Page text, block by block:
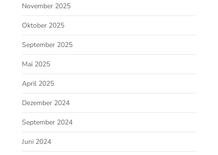
November 2025
Oktober 2025
September 2025
Mai 2025
April 2025
Dezember 2024
September 2024
Juni 2024